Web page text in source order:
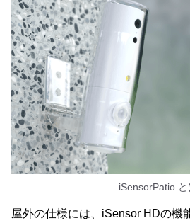
iSensorPatio と
屋外の仕様には、iSensor HDの機